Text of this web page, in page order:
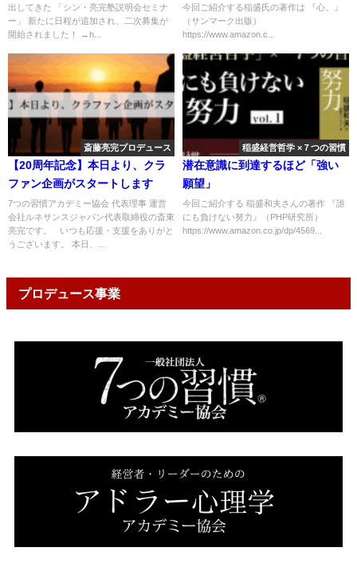
出してきた 「シン・亮完塾説明会セミナ
ー」 新たに日程が追加され、二次募集が
開始されました！ →h...
今回ご紹介する稲盛氏の著作は 『心。』
（サンマーク出版）
https://www.amazon.c...
斎藤亮完プロデュース
【20周年記念】本日より、クラ
ファン企画がスタートします
7つの習慣アカデミー協会 代表理事 運営
会社ルネサンスジャパン代表取締役の斎東
亮完です。 いつも応援・支援をありがと
うございます。 本日、...
稲盛経営哲学 ×７つの習慣
潜在意識に到達するほど「強い
願望」
今回ご紹介する 稲盛和夫さんの著作 『誰
にも負けない努力』（PHP研究所）
https://www.amazon.co.jp/dp/4569...
プロデュース事業